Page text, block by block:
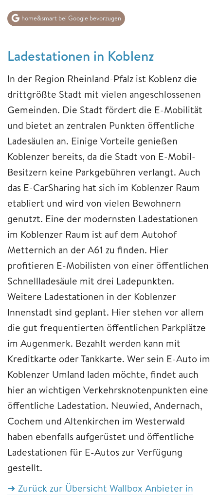
home&smart bei Google bevorzugen
Ladestationen in Koblenz
In der Region Rheinland-Pfalz ist Koblenz die
drittgrößte Stadt mit vielen angeschlossenen
Gemeinden. Die Stadt fördert die E-Mobilität
und bietet an zentralen Punkten öffentliche
Ladesäulen an. Einige Vorteile genießen
Koblenzer bereits, da die Stadt von E-Mobil-
Besitzern keine Parkgebühren verlangt. Auch
das E-CarSharing hat sich im Koblenzer Raum
etabliert und wird von vielen Bewohnern
genutzt. Eine der modernsten Ladestationen
im Koblenzer Raum ist auf dem Autohof
Metternich an der A61 zu finden. Hier
profitieren E-Mobilisten von einer öffentlichen
Schnellladesäule mit drei Ladepunkten.
Weitere Ladestationen in der Koblenzer
Innenstadt sind geplant. Hier stehen vor allem
die gut frequentierten öffentlichen Parkplätze
im Augenmerk. Bezahlt werden kann mit
Kreditkarte oder Tankkarte. Wer sein E-Auto im
Koblenzer Umland laden möchte, findet auch
hier an wichtigen Verkehrsknotenpunkten eine
öffentliche Ladestation. Neuwied, Andernach,
Cochem und Altenkirchen im Westerwald
haben ebenfalls aufgerüstet und öffentliche
Ladestationen für E-Autos zur Verfügung
gestellt.
➜ Zurück zur Übersicht Wallbox Anbieter in